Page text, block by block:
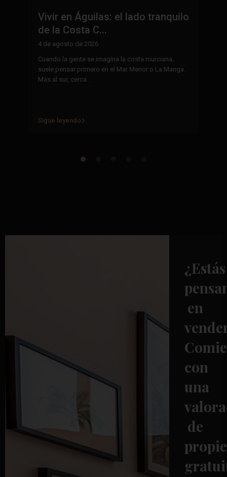
Vivir en Águilas: el lado tranquilo
de la Costa C...
4 de agosto de 2026
Cuando la gente se imagina la costa murciana,
suele pensar primero en el Mar Menor o La Manga.
Más al sur, cerca ...
Sigue leyendo
¿Estás
en
con
una
de